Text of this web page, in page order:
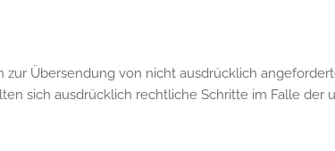
Übersendung von nicht ausdrücklich
sich ausdrücklich rechtliche Schritte im Falle der